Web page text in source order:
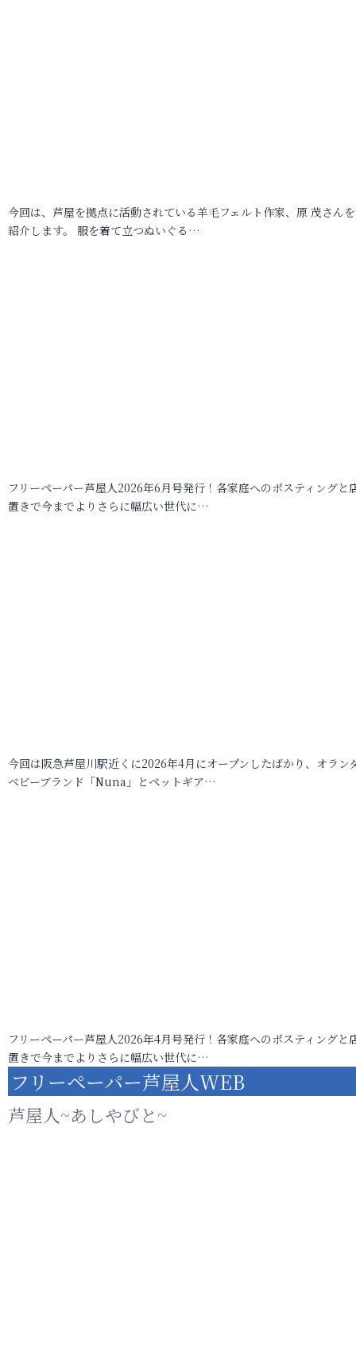
今回は、芦屋を拠点に活動されている羊毛フェルト作家、原 茂さん
紹介します。 服を着て立つぬいぐる…
フリーペーパー芦屋人2026年6月号発行！各家庭へのポスティングと
置きで今までよりさらに幅広い世代に…
今回は阪急芦屋川駅近くに2026年4月にオープンしたばかり、オラン
ベビーブランド「Nuna」とペットギア…
フリーペーパー芦屋人2026年4月号発行！各家庭へのポスティングと
置きで今までよりさらに幅広い世代に…
フリーペーパー芦屋人WEB
芦屋人~あしやびと~